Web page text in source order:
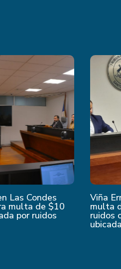
Las Condes
multa de $10
por ruidos
Viña
multa
ruidos